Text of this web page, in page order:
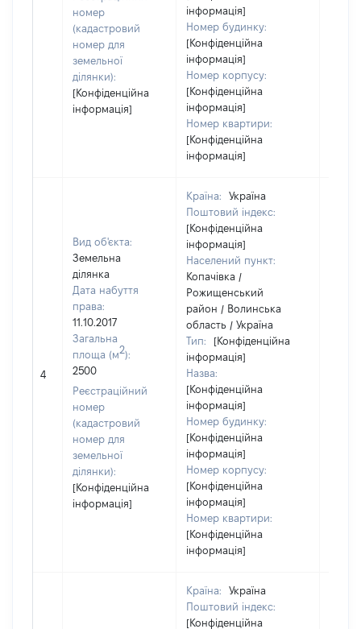
номер
(кадастровий
номер для
земельної
ділянки):
[Конфіденційна
інформація]
інформація]
Номер будинку:
[Конфіденційна
інформація]
Номер корпусу:
[Конфіденційна
інформація]
Номер квартири:
[Конфіденційна
інформація]
4
Вид об'єкта:
Земельна
ділянка
Дата набуття
права:
11.10.2017
Загальна
площа (м2):
2500
Реєстраційний
номер
(кадастровий
номер для
земельної
ділянки):
[Конфіденційна
інформація]
Країна:
Україна
Поштовий індекс:
[Конфіденційна
інформація]
Населений пункт:
Копачівка /
Рожищенський
район / Волинська
область / Україна
Тип:
[Конфіденційна
інформація]
Назва:
[Конфіденційна
інформація]
Номер будинку:
[Конфіденційна
інформація]
Номер корпусу:
[Конфіденційна
інформація]
Номер квартири:
[Конфіденційна
інформація]
Країна:
Україна
Поштовий індекс:
[Конфіденційна